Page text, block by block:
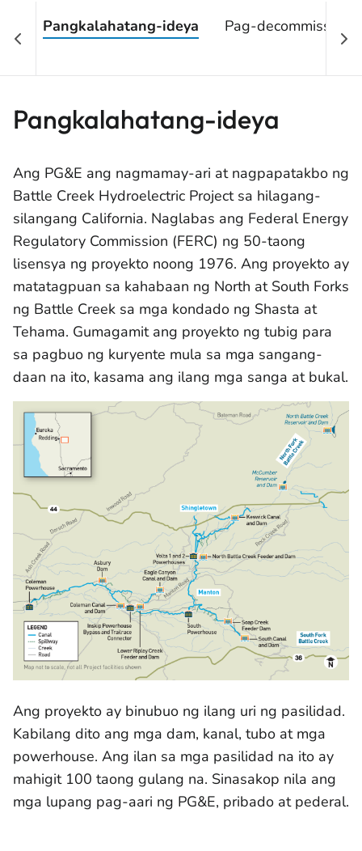
Pangkalahatang-ideya Pag-decommission
Pangkalahatang-ideya
Ang PG&E ang nagmamay-ari at nagpapatakbo ng
Battle Creek Hydroelectric Project sa hilagang-
silangang California. Naglabas ang Federal Energy
Regulatory Commission (FERC) ng 50-taong
lisensya ng proyekto noong 1976. Ang proyekto ay
matatagpuan sa kahabaan ng North at South Forks
ng Battle Creek sa mga kondado ng Shasta at
Tehama. Gumagamit ang proyekto ng tubig para
sa pagbuo ng kuryente mula sa mga sangang-
daan na ito, kasama ang ilang mga sanga at bukal.
Ang proyekto ay binubuo ng ilang uri ng pasilidad.
Kabilang dito ang mga dam, kanal, tubo at mga
powerhouse. Ang ilan sa mga pasilidad na ito ay
mahigit 100 taong gulang na. Sinasakop nila ang
mga lupang pag-aari ng PG&E, pribado at pederal.